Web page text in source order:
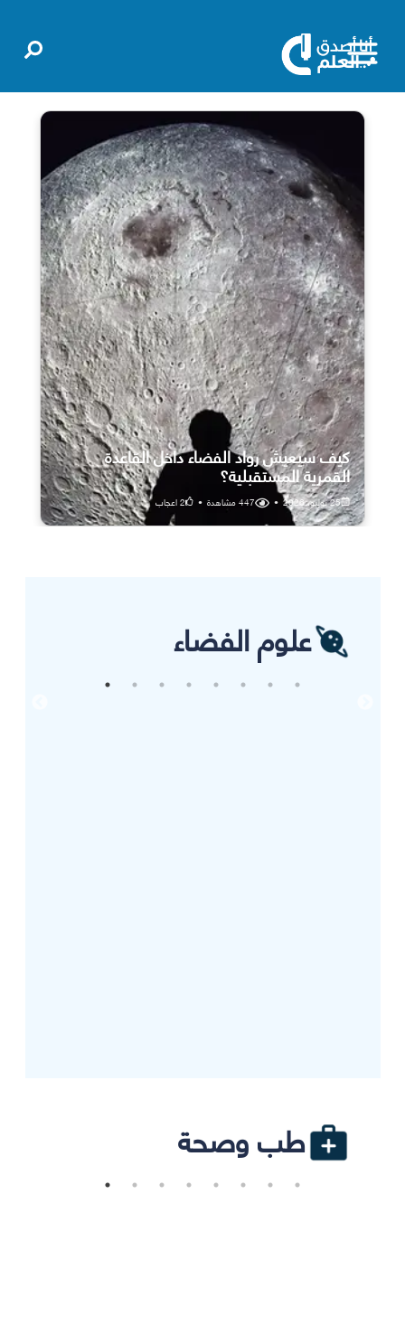
كيف سيعيش رواد الفضاء داخل القاعدة
القمرية المستقبلية؟
25 يوليو، 2026 •
447مشاهدة •
2اعجاب
علوم الفضاء
طب وصحة